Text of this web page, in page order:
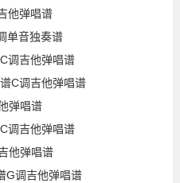
他弹唱谱
单音独奏谱
调吉他弹唱谱
C调吉他弹唱谱
弹唱谱
调吉他弹唱谱
他弹唱谱
G调吉他弹唱谱